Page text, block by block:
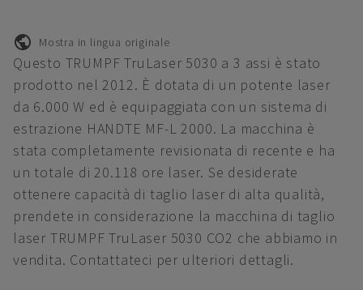
Mostra in lingua originale
Questo TRUMPF TruLaser 5030 a 3 assi è stato
prodotto nel 2012. È dotata di un potente laser
da 6.000 W ed è equipaggiata con un sistema di
estrazione HANDTE MF-L 2000. La macchina è
stata completamente revisionata di recente e ha
un totale di 20.118 ore laser. Se desiderate
ottenere capacità di taglio laser di alta qualità,
prendete in considerazione la macchina di taglio
laser TRUMPF TruLaser 5030 CO2 che abbiamo in
vendita. Contattateci per ulteriori dettagli.